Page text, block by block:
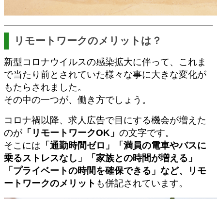
リモートワークのメリットは？
新型コロナウイルスの感染拡大に伴って、これま
で当たり前とされていた様々な事に大きな変化が
もたらされました。
その中の一つが、働き方でしょう。
コロナ禍以降、求人広告で目にする機会が増えた
のが 「リモートワークOK」 の文字です。
そこには 「通勤時間ゼロ」「満員の電車やバスに
乗るストレスなし」「家族との時間が増える」
「プライベートの時間を確保できる」など、リモ
ートワークのメリット も併記されています。